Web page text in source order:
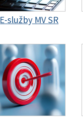
E-služby MV SR